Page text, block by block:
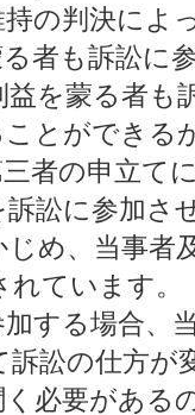
の判決によ
者も訴訟に
を蒙る者も
とができる
者の申立て
訟に参加さ
め、当事者
ています。
する場合、
訟の仕方が
必要がある